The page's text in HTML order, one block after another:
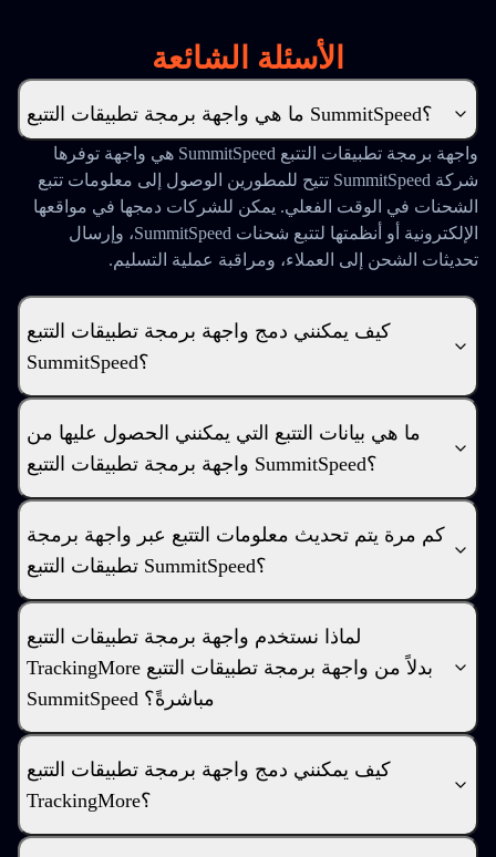
الأسئلة الشائعة
ما هي واجهة برمجة تطبيقات التتبع SummitSpeed؟
واجهة برمجة تطبيقات التتبع SummitSpeed هي واجهة توفرها
شركة SummitSpeed تتيح للمطورين الوصول إلى معلومات تتبع
الشحنات في الوقت الفعلي. يمكن للشركات دمجها في مواقعها
الإلكترونية أو أنظمتها لتتبع شحنات SummitSpeed، وإرسال
تحديثات الشحن إلى العملاء، ومراقبة عملية التسليم.
كيف يمكنني دمج واجهة برمجة تطبيقات التتبع
SummitSpeed؟
ما هي بيانات التتبع التي يمكنني الحصول عليها من
واجهة برمجة تطبيقات التتبع SummitSpeed؟
كم مرة يتم تحديث معلومات التتبع عبر واجهة برمجة
تطبيقات التتبع SummitSpeed؟
لماذا نستخدم واجهة برمجة تطبيقات التتبع
TrackingMore بدلاً من واجهة برمجة تطبيقات التتبع
SummitSpeed مباشرةً؟
كيف يمكنني دمج واجهة برمجة تطبيقات التتبع
TrackingMore؟